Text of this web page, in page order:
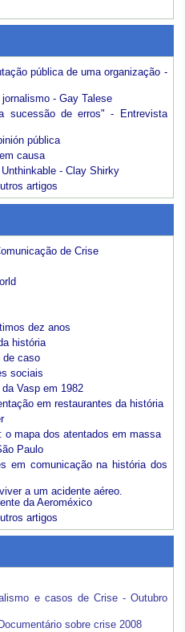
pública de uma organização -
- Gay Talese
sucessão de erros" - Entrevista
pública
causa
- Clay Shirky
artigos
de Crise
dez anos
história
de caso
sociais
Vasp em 1982
em restaurantes da história
o mapa dos atentados em massa
Paulo
em comunicação na história dos
a um acidente aéreo.
da Aeroméxico
artigos
e casos de Crise - Outubro
sobre crise 2008